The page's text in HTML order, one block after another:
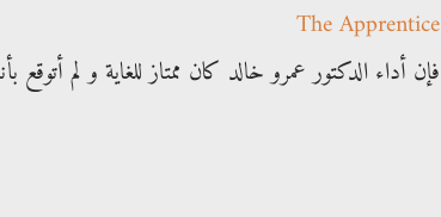
The Apprentice
فإن أداء الدكتور عمرو خالد كان ممتاز للغاية و لم